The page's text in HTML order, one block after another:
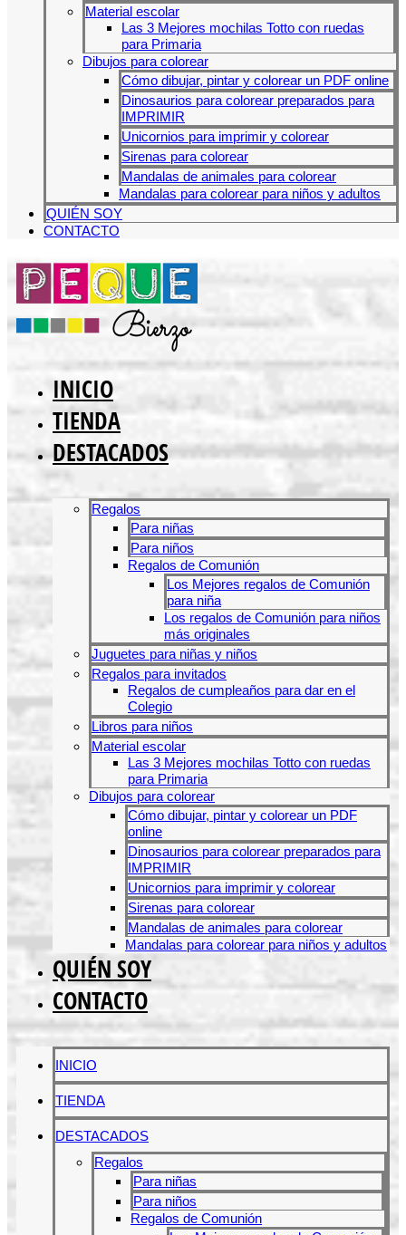
Material escolar
Las 3 Mejores mochilas Totto con ruedas
para Primaria
Dibujos para colorear
Cómo dibujar, pintar y colorear un PDF online
Dinosaurios para colorear preparados para
IMPRIMIR
Unicornios para imprimir y colorear
Sirenas para colorear
Mandalas de animales para colorear
Mandalas para colorear para niños y adultos
QUIÉN SOY
CONTACTO
INICIO
TIENDA
DESTACADOS
Regalos
Para niñas
Para niños
Regalos de Comunión
Los Mejores regalos de Comunión
para niña
Los regalos de Comunión para niños
más originales
Juguetes para niñas y niños
Regalos para invitados
Regalos de cumpleaños para dar en el
Colegio
Libros para niños
Material escolar
Las 3 Mejores mochilas Totto con ruedas
para Primaria
Dibujos para colorear
Cómo dibujar, pintar y colorear un PDF
online
Dinosaurios para colorear preparados para
IMPRIMIR
Unicornios para imprimir y colorear
Sirenas para colorear
Mandalas de animales para colorear
Mandalas para colorear para niños y adultos
QUIÉN SOY
CONTACTO
INICIO
TIENDA
DESTACADOS
Regalos
Para niñas
Para niños
Regalos de Comunión